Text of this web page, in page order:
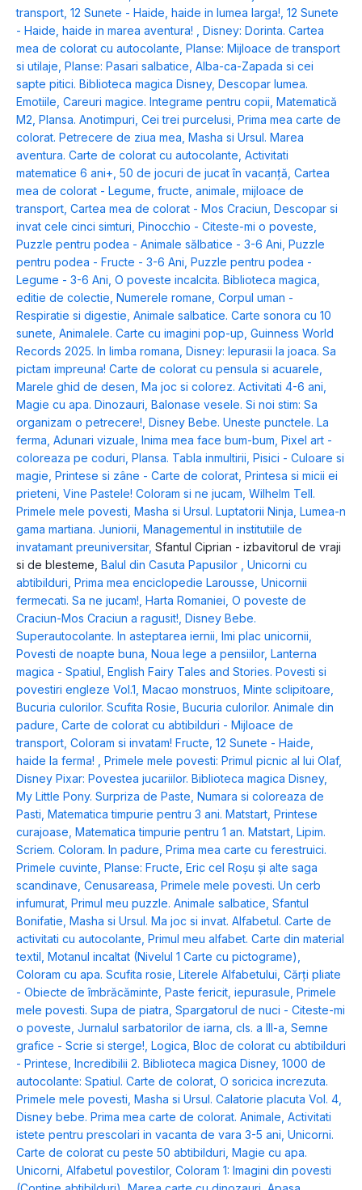
transport, 12 Sunete - Haide, haide in lumea larga!, 12 Sunete
- Haide, haide in marea aventura! , Disney: Dorinta. Cartea
mea de colorat cu autocolante, Planse: Mijloace de transport
si utilaje, Planse: Pasari salbatice, Alba-ca-Zapada si cei
sapte pitici. Biblioteca magica Disney, Descopar lumea.
Emotiile, Careuri magice. Integrame pentru copii, Matematică
M2, Plansa. Anotimpuri, Cei trei purcelusi, Prima mea carte de
colorat. Petrecere de ziua mea, Masha si Ursul. Marea
aventura. Carte de colorat cu autocolante, Activitati
matematice 6 ani+, 50 de jocuri de jucat în vacanță, Cartea
mea de colorat - Legume, fructe, animale, mijloace de
transport, Cartea mea de colorat - Mos Craciun, Descopar si
invat cele cinci simturi, Pinocchio - Citeste-mi o poveste,
Puzzle pentru podea - Animale sălbatice - 3-6 Ani, Puzzle
pentru podea - Fructe - 3-6 Ani, Puzzle pentru podea -
Legume - 3-6 Ani, O poveste incalcita. Biblioteca magica,
editie de colectie, Numerele romane, Corpul uman -
Respiratie si digestie, Animale salbatice. Carte sonora cu 10
sunete, Animalele. Carte cu imagini pop-up, Guinness World
Records 2025. In limba romana, Disney: Iepurasii la joaca. Sa
pictam impreuna! Carte de colorat cu pensula si acuarele,
Marele ghid de desen, Ma joc si colorez. Activitati 4-6 ani,
Magie cu apa. Dinozauri, Balonase vesele. Si noi stim: Sa
organizam o petrecere!, Disney Bebe. Uneste punctele. La
ferma, Adunari vizuale, Inima mea face bum-bum, Pixel art -
coloreaza pe coduri, Plansa. Tabla inmultirii, Pisici - Culoare si
magie, Printese si zâne - Carte de colorat, Printesa si micii ei
prieteni, Vine Pastele! Coloram si ne jucam, Wilhelm Tell.
Primele mele povesti, Masha si Ursul. Luptatorii Ninja, Lumea-n
gama martiana. Juniorii, Managementul in institutiile de
invatamant preuniversitar, Sfantul Ciprian - izbavitorul de vraji
si de blesteme, Balul din Casuta Papusilor , Unicorni cu
abtibilduri, Prima mea enciclopedie Larousse, Unicornii
fermecati. Sa ne jucam!, Harta Romaniei, O poveste de
Craciun-Mos Craciun a ragusit!, Disney Bebe.
Superautocolante. In asteptarea iernii, Imi plac unicornii,
Povesti de noapte buna, Noua lege a pensiilor, Lanterna
magica - Spatiul , English Fairy Tales and Stories. Povesti si
povestiri engleze Vol.1, Macao monstruos, Minte sclipitoare,
Bucuria culorilor. Scufita Rosie, Bucuria culorilor. Animale din
padure, Carte de colorat cu abtibilduri - Mijloace de
transport, Coloram si invatam! Fructe, 12 Sunete - Haide,
haide la ferma! , Primele mele povesti: Primul picnic al lui Olaf,
Disney Pixar: Povestea jucariilor. Biblioteca magica Disney,
My Little Pony. Surpriza de Paste, Numara si coloreaza de
Pasti, Matematica timpurie pentru 3 ani. Matstart, Printese
curajoase, Matematica timpurie pentru 1 an. Matstart, Lipim.
Scriem. Coloram. In padure, Prima mea carte cu ferestruici.
Primele cuvinte, Planse: Fructe, Eric cel Roșu și alte saga
scandinave, Cenusareasa, Primele mele povesti. Un cerb
infumurat, Primul meu puzzle. Animale salbatice, Sfantul
Bonifatie, Masha si Ursul. Ma joc si invat. Alfabetul. Carte de
activitati cu autocolante, Primul meu alfabet. Carte din material
textil , Motanul incaltat (Nivelul 1 Carte cu pictograme),
Coloram cu apa. Scufita rosie, Literele Alfabetului, Cărți pliate
- Obiecte de îmbrăcăminte, Paste fericit, iepurasule, Primele
mele povesti. Supa de piatra, Spargatorul de nuci - Citeste-mi
o poveste, Jurnalul sarbatorilor de iarna, cls. a III-a, Semne
grafice - Scrie si sterge!, Logica, Bloc de colorat cu abtibilduri
- Printese, Incredibilii 2. Biblioteca magica Disney, 1000 de
autocolante: Spatiul. Carte de colorat, O soricica increzuta.
Primele mele povesti, Masha si Ursul. Calatorie placuta Vol. 4,
Disney bebe. Prima mea carte de colorat. Animale, Activitati
istete pentru prescolari in vacanta de vara 3-5 ani, Unicorni.
Carte de colorat cu peste 50 abtibilduri, Magie cu apa.
Unicorni, Alfabetul povestilor, Coloram 1: Imagini din povesti